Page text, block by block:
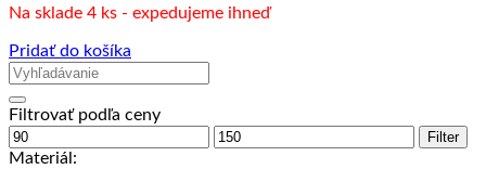
Na sklade 4 ks - expedujeme ihneď
Pridať do košíka
Filtrovať podľa ceny
Minimálna
cena
Maximálna
Filter
Materiál: